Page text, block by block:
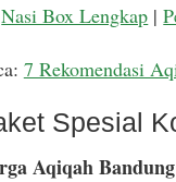
Nasi Box Lengkap |
7 Rekomendasi
Spesial
Aqiqah Bandung